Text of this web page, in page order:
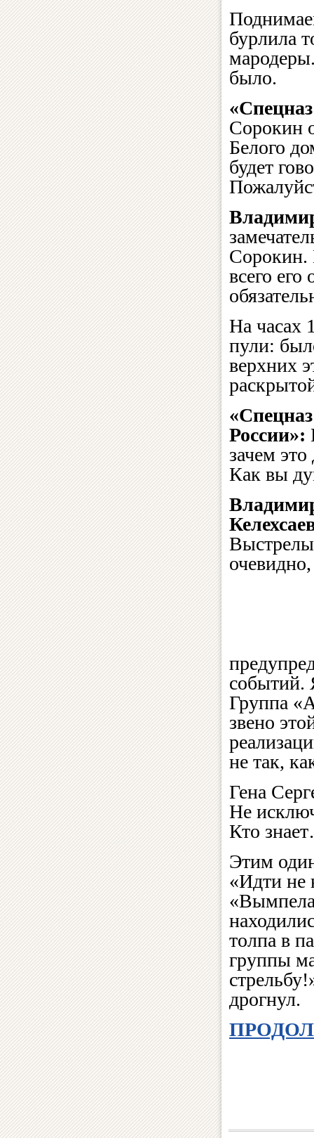
бурлила
было.
Сорокин
Белого
будет
Сорокин.
всего
На часах
пули:
верхних
«Спецназ
России»:
зачем это
Как вы
событий.
Группа
звено
не так,
Гена
Не
Кто
Этим
«Идти не
толпа в
группы
дрогнул.